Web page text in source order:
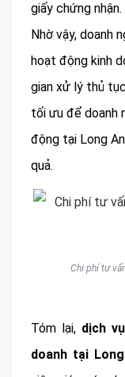
giấy chứng nhận.
Nhờ vậy, doanh
hoạt động kinh
gian xử lý thủ
tối ưu để doanh
động tại Long
quả.
Chi phí tư
Tóm lại, dịch
doanh tại